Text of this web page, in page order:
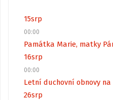
15srp
00:00
Památka Marie, matky
16srp
00:00
Letní duchovní obnovy na
26srp